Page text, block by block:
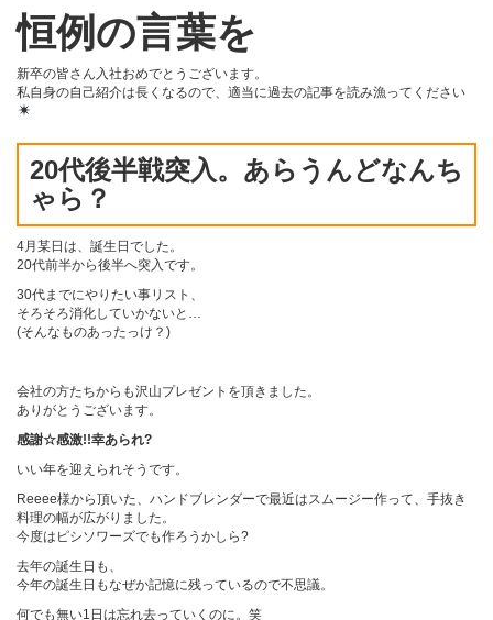
恒例の言葉を
新卒の皆さん入社おめでとうございます。
私自身の自己紹介は長くなるので、適当に過去の記事を読み漁ってください
20代後半戦突入。あらうんどなんち
ゃら？
4月某日は、誕生日でした。
20代前半から後半へ突入です。
30代までにやりたい事リスト、
そろそろ消化していかないと…
(そんなものあったっけ？)
会社の方たちからも沢山プレゼントを頂きました。
ありがとうございます。
感謝☆感激!!幸あられ?
いい年を迎えられそうです。
Reeee様から頂いた、ハンドブレンダーで最近はスムージー作って、手抜き
料理の幅が広がりました。
今度はピシソワーズでも作ろうかしら?
去年の誕生日も、
今年の誕生日もなぜか記憶に残っているので不思議。
何でも無い1日は忘れ去っていくのに。笑